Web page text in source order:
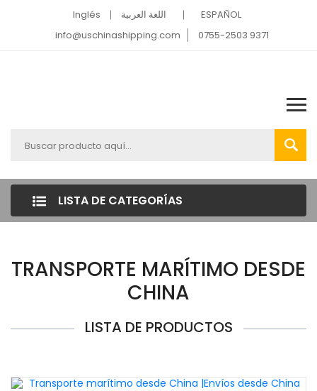
Inglés اللغة العربية
ESPAÑOL
info@uschinashipping.com
0755-2503 9371
LISTA DE CATEGORÍAS
TRANSPORTE MARÍTIMO DESDE
CHINA
LISTA DE PRODUCTOS